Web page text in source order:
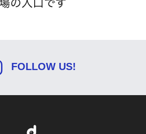
FOLLOW US!